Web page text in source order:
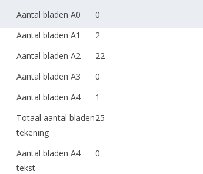
Aantal bladen A0
0
Aantal bladen A1
2
Aantal bladen A2
22
Aantal bladen A3
0
Aantal bladen A4
1
Totaal aantal bladen
tekening
25
Aantal bladen A4
tekst
0